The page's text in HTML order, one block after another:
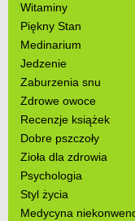
Witaminy
Piękny Stan
Medinarium
Jedzenie
Zaburzenia snu
Zdrowe owoce
Recenzje książek
Dobre pszczoły
Zioła dla zdrowia
Psychologia
Styl życia
Medycyna